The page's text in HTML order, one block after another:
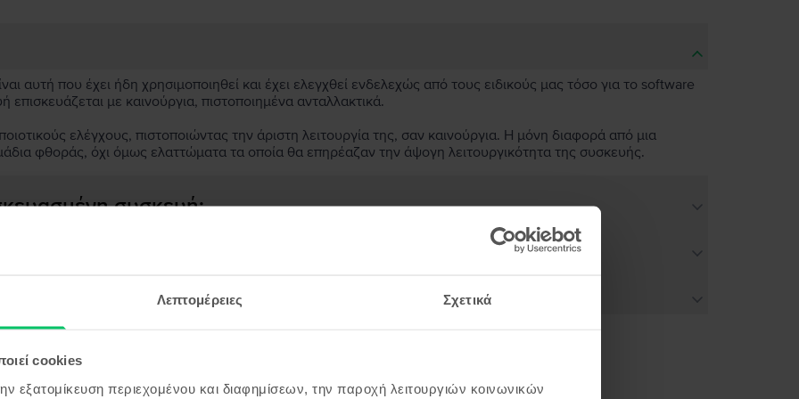
Λεπτομέρειες Σχετικά
cookies
εξατομίκευση περιεχομένου και διαφημίσεων, την παροχή λειτουργιών κοινωνικών
αυτή που έχει ήδη χρησιμοποιηθεί και έχει ελεγχθεί ενδελεχώς από τους ειδικούς μας τόσο για το software
με καινούργια, πιστοποιημένα ανταλλακτικά.
ελέγχους, πιστοποιώντας την άριστη λειτουργία της, σαν καινούργια. Η μόνη διαφορά από μια
φθοράς, όχι όμως ελαττώματα τα οποία θα επηρέαζαν την άψογη λειτουργικότητα της συσκευής.
συσκευή;